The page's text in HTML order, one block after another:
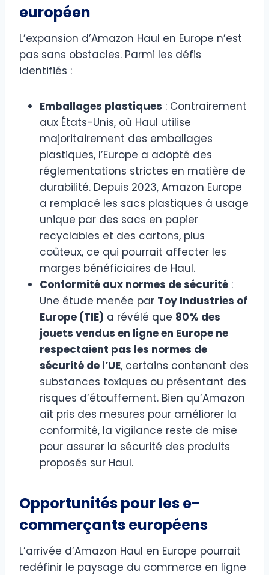
européen
L’expansion d’Amazon Haul en Europe n’est
pas sans obstacles. Parmi les défis
identifiés :
Emballages plastiques : Contrairement
aux États-Unis, où Haul utilise
majoritairement des emballages
plastiques, l’Europe a adopté des
réglementations strictes en matière de
durabilité. Depuis 2023, Amazon Europe
a remplacé les sacs plastiques à usage
unique par des sacs en papier
recyclables et des cartons, plus
coûteux, ce qui pourrait affecter les
marges bénéficiaires de Haul.
Conformité aux normes de sécurité :
Une étude menée par Toy Industries of
Europe (TIE) a révélé que 80% des
jouets vendus en ligne en Europe ne
respectaient pas les normes de
sécurité de l’UE, certains contenant des
substances toxiques ou présentant des
risques d’étouffement. Bien qu’Amazon
ait pris des mesures pour améliorer la
conformité, la vigilance reste de mise
pour assurer la sécurité des produits
proposés sur Haul.
Opportunités pour les e-
commerçants européens
L’arrivée d’Amazon Haul en Europe pourrait
redéfinir le paysage du commerce en ligne